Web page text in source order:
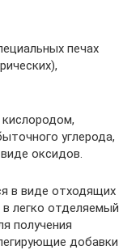
печах
углерода,
оксидов.
в виде отходящих
в легко отделяемый
получения
добавки